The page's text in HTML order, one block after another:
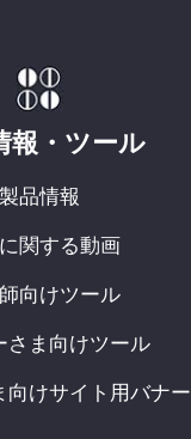
報・ツール
製品情報
関する動画
向けツール
さま向けツール
向けサイト用バナー